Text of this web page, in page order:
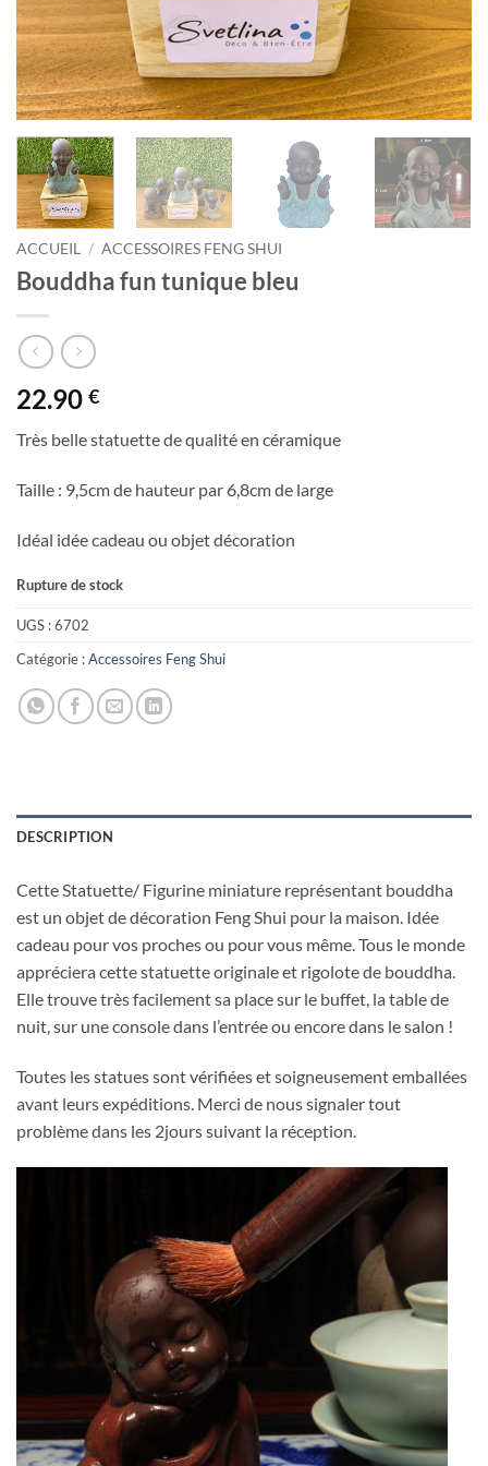
ACCUEIL / ACCESSOIRES FENG SHUI
Bouddha fun tunique bleu
22.90 €
Très belle statuette de qualité en céramique
Taille : 9,5cm de hauteur par 6,8cm de large
Idéal idée cadeau ou objet décoration
Rupture de stock
UGS :6702
Catégorie :Accessoires Feng Shui
DESCRIPTION
Cette Statuette/ Figurine miniature représentant bouddha
est un objet de décoration Feng Shui pour la maison. Idée
cadeau pour vos proches ou pour vous même. Tous le monde
appréciera cette statuette originale et rigolote de bouddha.
Elle trouve très facilement sa place sur le buffet, la table de
nuit, sur une console dans l’entrée ou encore dans le salon !
Toutes les statues sont vérifiées et soigneusement emballées
avant leurs expéditions. Merci de nous signaler tout
problème dans les 2jours suivant la réception.